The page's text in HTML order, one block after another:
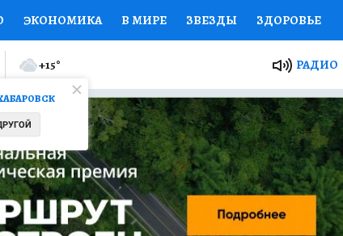
ЭКОНОМИКА В МИРЕ ЗВЕЗДЫ ЗДОРОВЬЕ
НАЦИОНАЛЬНЫЕ ПРОЕКТЫ РОССИИ
Я ЗНАЮ СЕМЬЯ ЖЕНСКИЕ СЕКРЕТЫ
СПЕЦПРОЕКТЫ ДЕФИЦИТ ЖЕЛЕЗА
КОНКУРСЫ РЕКЛАМА РАБОТА У НАС ГИД
+15° РАДИО